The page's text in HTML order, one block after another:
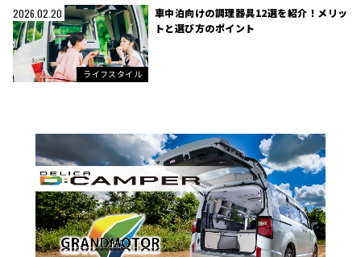
2026.02.20
ライフスタイル
車中泊向けの調理器具12選を紹介！メリッ
トと選び方のポイント